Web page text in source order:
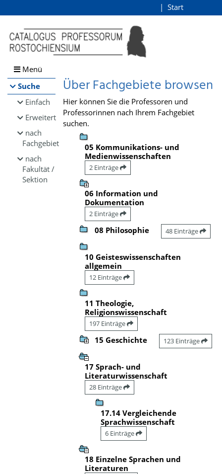
Browsen
direkt zum Inhalt
Start
Menü
Suche
Einfach
Erweitert
nach
Fachgebiet
nach
Fakultät /
Sektion
Über Fachgebiete browsen
Hier können Sie die Professoren und
Professorinnen nach Ihrem Fachgebiet
suchen.
05 Kommunikations- und
Medienwissenschaften
2 Einträge
06 Information und
Dokumentation
2 Einträge
08 Philosophie 48 Einträge
10 Geisteswissenschaften
allgemein
12 Einträge
11 Theologie,
Religionswissenschaft
197 Einträge
15 Geschichte 123 Einträge
17 Sprach- und
Literaturwissenschaft
28 Einträge
17.14 Vergleichende
Sprachwissenschaft
6 Einträge
18 Einzelne Sprachen und
Literaturen